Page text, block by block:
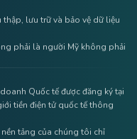
lưu trữ và bảo vệ dữ liệu
phải là người Mỹ không phải
Quốc tế được đăng ký tại
tiền điện tử quốc tế thông
tảng của chúng tôi chỉ